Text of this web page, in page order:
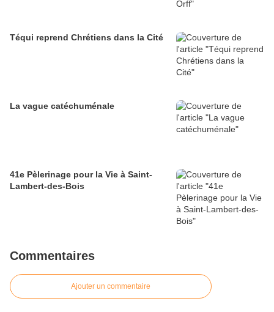
Téqui reprend Chrétiens dans la Cité
La vague catéchuménale
41e Pèlerinage pour la Vie à Saint-
Lambert-des-Bois
Commentaires
Ajouter un commentaire